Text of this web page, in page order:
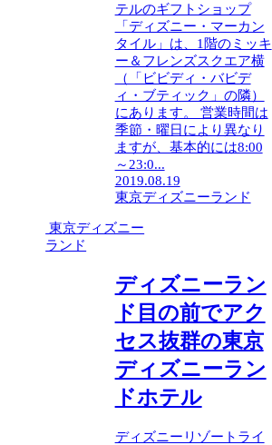
テルのギフトショップ
「ディズニー・マーカン
タイル」は、1階のミッキ
ー＆フレンズスクエア横
（「ビビディ・バビデ
ィ・ブティック」の隣）
にあります。 営業時間は
季節・曜日により異なり
ますが、基本的には8:00
～23:0...
2019.08.19
東京ディズニーランド
東京ディズニー
ランド
ディズニーラン
ド目の前でアク
セス抜群の東京
ディズニーラン
ドホテル
ディズニーリゾートライ